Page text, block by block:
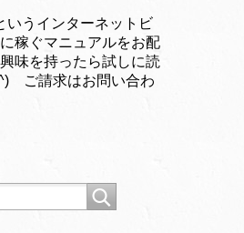
いうインターネットビ
稼ぐマニュアルをお配
味を持ったら試しに読
ご請求はお問い合わ